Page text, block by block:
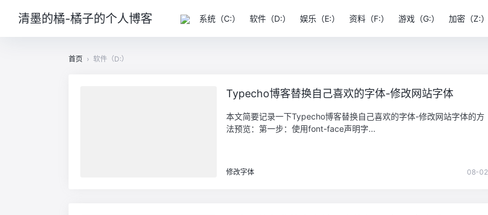
清墨的橘-橘子的个人博客 系统（C:） 软件（D:） 娱乐（E:） 资料（F:） 游戏（G:） 加密（Z:）
首页 › 软件（D:）
Typecho博客替换自己喜欢的字体-修改网站字体
本文简要记录一下Typecho博客替换自己喜欢的字体-修改网站字体的方
法预览：第一步：使用font-face声明字...
修改字体 08-02